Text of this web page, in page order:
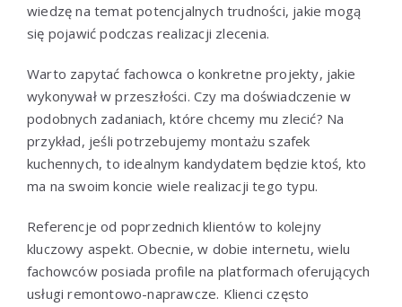
wiedzę na temat potencjalnych trudności, jakie mogą
się pojawić podczas realizacji zlecenia.
Warto zapytać fachowca o konkretne projekty, jakie
wykonywał w przeszłości. Czy ma doświadczenie w
podobnych zadaniach, które chcemy mu zlecić? Na
przykład, jeśli potrzebujemy montażu szafek
kuchennych, to idealnym kandydatem będzie ktoś, kto
ma na swoim koncie wiele realizacji tego typu.
Referencje od poprzednich klientów to kolejny
kluczowy aspekt. Obecnie, w dobie internetu, wielu
fachowców posiada profile na platformach oferujących
usługi remontowo-naprawcze. Klienci często